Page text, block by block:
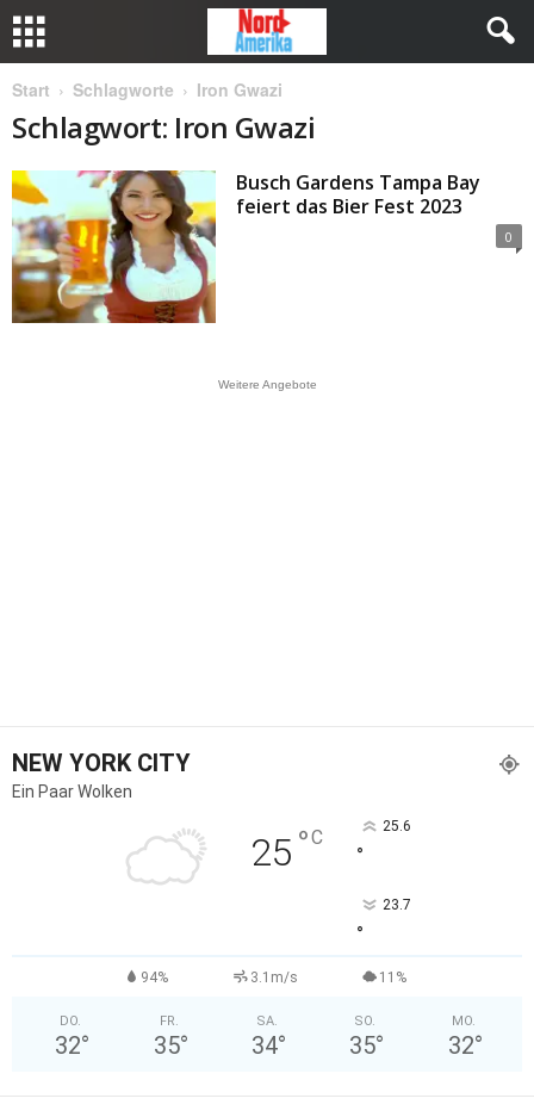
Start Schlagworte Iron Gwazi
Schlagwort: Iron Gwazi
Busch Gardens Tampa Bay
feiert das Bier Fest 2023
0
Weitere Angebote
NEW YORK CITY
Ein Paar Wolken
25 °C 25.6
°
23.7
°
94% 3.1m/s 11%
DO.
32°
FR.
35°
SA.
34°
SO.
35°
MO.
32°